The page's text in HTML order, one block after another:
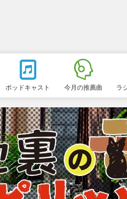
ポッドキャスト 今月の推薦曲 ラ